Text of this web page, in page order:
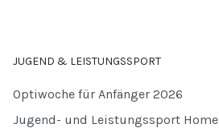
JUGEND & LEISTUNGSSPORT
Optiwoche für Anfänger 2026
Jugend- und Leistungssport Home